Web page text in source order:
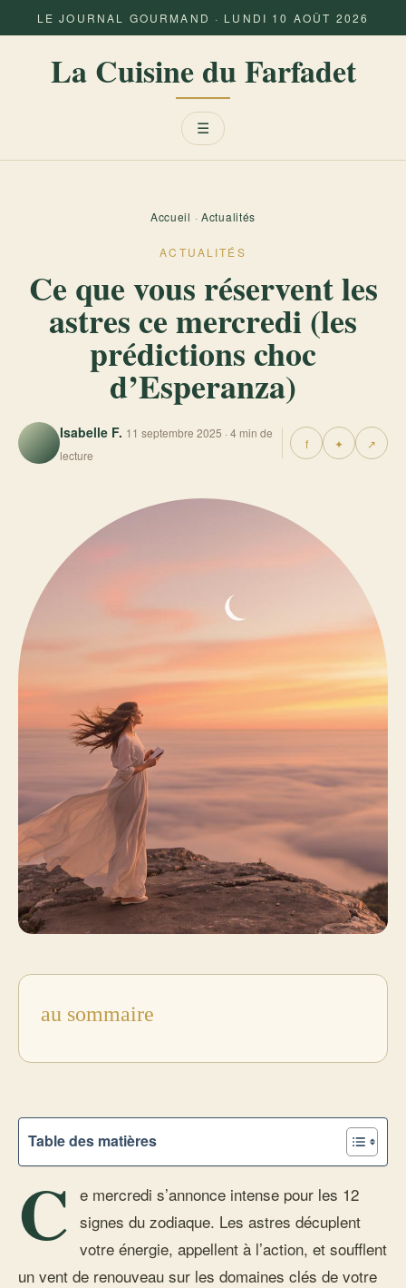
LE JOURNAL GOURMAND · LUNDI 10 AOÛT 2026
La Cuisine du Farfadet
Menu
☰
Accueil · Actualités
ACTUALITÉS
Ce que vous réservent les
astres ce mercredi (les
prédictions choc
d’Esperanza)
Isabelle F. 11 septembre 2025 · 4 min de
lecture
f ✦ ↗
au sommaire
Table des matières
C e mercredi s’annonce intense pour les 12
signes du zodiaque. Les astres décuplent
votre énergie, appellent à l’action, et soufflent
un vent de renouveau sur les domaines clés de votre